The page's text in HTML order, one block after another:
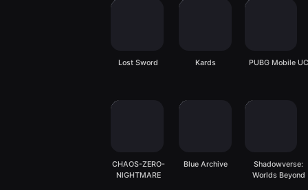
Lost Sword Kards PUBG Mobile UC
CHAOS-ZERO-
NIGHTMARE
Blue Archive
Shadowverse:
Worlds Beyond